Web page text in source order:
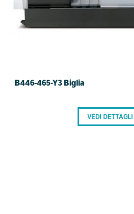
B446-465-Y3 Biglia
VEDI DETTAGLI